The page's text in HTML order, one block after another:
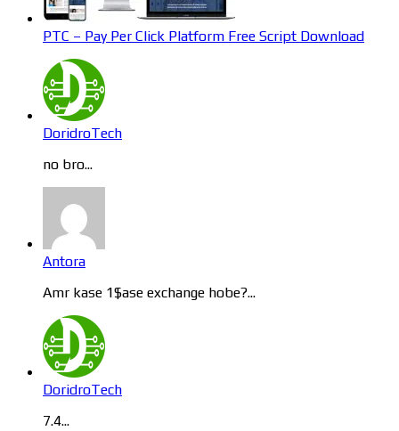
PTC – Pay Per Click Platform Free Script Download
DoridroTech
no bro...
Antora
Amr kase 1$ase exchange hobe?...
DoridroTech
7.4...